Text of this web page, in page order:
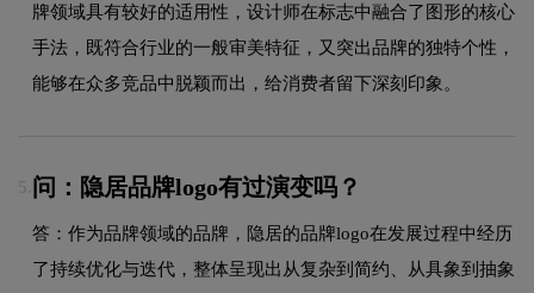
牌领域具有较好的适用性，设计师在标志中融合了图形的核心
手法，既符合行业的一般审美特征，又突出品牌的独特个性，
能够在众多竞品中脱颖而出，给消费者留下深刻印象。
5. 问：隐居品牌logo有过演变吗？
答：作为品牌领域的品牌，隐居的品牌logo在发展过程中经历
了持续优化与迭代，整体呈现出从复杂到简约、从具象到抽象